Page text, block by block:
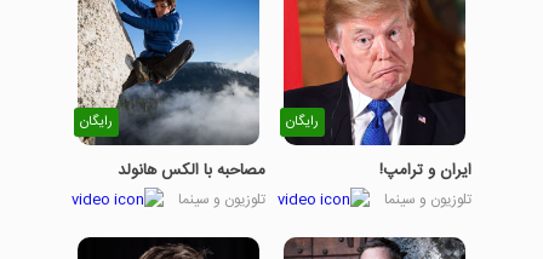
رایگان
ایران و ترامپ!
تلوزیون و سینما
رایگان
مصاحبه با الکس هانولد
تلوزیون و سینما